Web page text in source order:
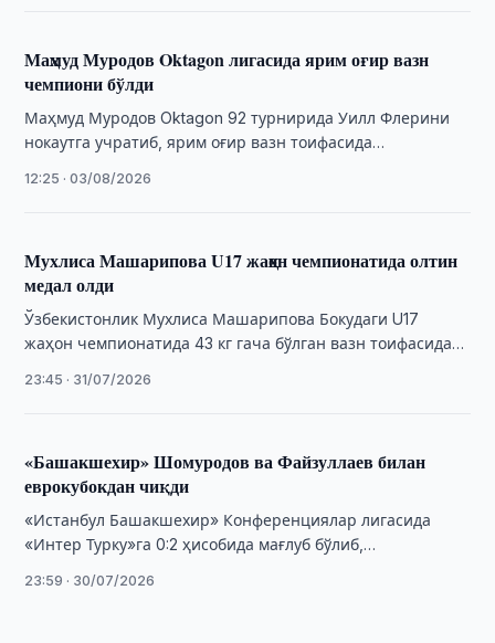
Маҳмуд Муродов Oktagon лигасида ярим оғир вазн
чемпиони бўлди
Маҳмуд Муродов Oktagon 92 турнирида Уилл Флерини
нокаутга учратиб, ярим оғир вазн тоифасида
12:25 · 03/08/2026
Мухлиса Машарипова U17 жаҳон чемпионатида олтин
медал олди
Ўзбекистонлик Мухлиса Машарипова Бокудаги U17
жаҳон чемпионатида 43 кг гача бўлган вазн тоифасида
23:45 · 31/07/2026
«Башакшехир» Шомуродов ва Файзуллаев билан
еврокубокдан чиқди
«Истанбул Башакшехир» Конференциялар лигасида
«Интер Турку»га 0:2 ҳисобида мағлуб бўлиб,
23:59 · 30/07/2026